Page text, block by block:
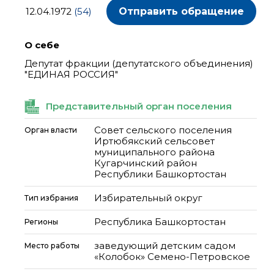
12.04.1972 (54) Отправить обращение
О себе
Депутат фракции (депутатского объединения)
"ЕДИНАЯ РОССИЯ"
Представительный орган поселения
Орган власти
Совет сельского поселения
Иртюбякский сельсовет
муниципального района
Кугарчинский район
Республики Башкортостан
Тип избрания Избирательный округ
Регионы Республика Башкортостан
Место работы
заведующий детским садом
«Колобок» Семено-Петровское